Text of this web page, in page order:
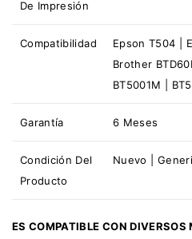
De Impresión
Compatibilidad
Epson T504 |
Brother
BT5001M |
Garantía 6 Meses
Condición Del
Producto
Nuevo |
ES COMPATIBLE CON DIVERSOS